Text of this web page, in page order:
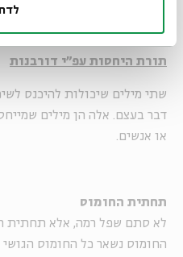
תורת היחסות עפ"י דורבנות
שתי מילים שיכולות להיכנס
דבר בעצם. אלה הן מילים
או אנשים.
תחתית החומוס
לא סתם שפל רמה, אלא תחתית
החומוס נשאר כל החומוס